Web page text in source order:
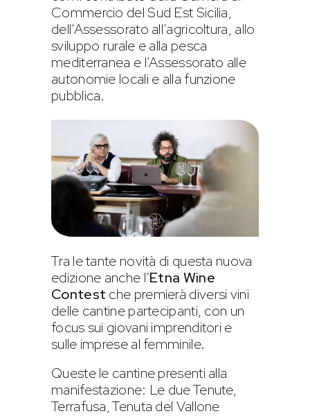
Commercio del Sud Est Sicilia,
dell’Assessorato all’agricoltura, allo
sviluppo rurale e alla pesca
mediterranea e l’Assessorato alle
autonomie locali e alla funzione
pubblica.
Tra le tante novità di questa nuova
edizione anche l’Etna Wine
Contest che premierà diversi vini
delle cantine partecipanti, con un
focus sui giovani imprenditori e
sulle imprese al femminile.
Queste le cantine presenti alla
manifestazione: Le due Tenute,
Terrafusa, Tenuta del Vallone